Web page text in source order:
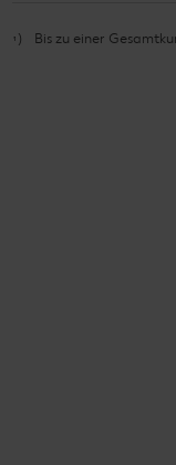
¹ Bis zu einer